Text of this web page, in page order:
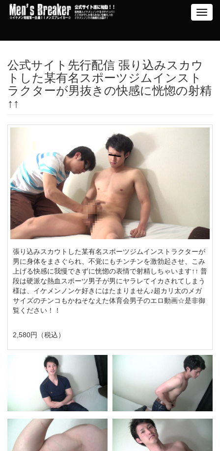
公式サイト先行配信 張り込みスカウ
トした某有名スポーツジムインスト
ラクターが男抜きの快感に恍惚の射精
↑↑
張り込みスカウトした某有名スポーツジムインストラクターが
男に身体をまさぐられ、不覚にもチンチンを激勃起させ、こみ
上げる快感に我慢できずに恍惚の表情で射精しちゃいます↑↑ 普
段は硬派な熱血スポーツ男子が男にヤラレてイカされてしまう
様は、イケメンノンケ好きにはたまりません♪超カリ太のメガ
サイズのチンコもかねそなえた体育会男子のエロ動画☆是非御
覧ください！！
2,580円（税込）